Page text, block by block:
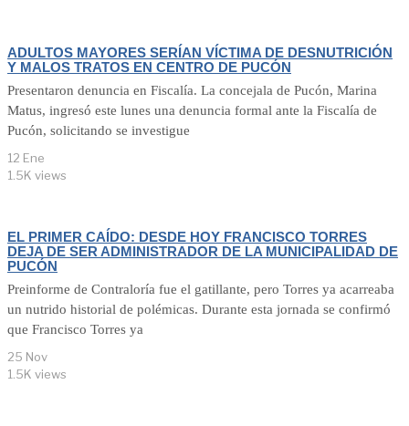
ADULTOS MAYORES SERÍAN VÍCTIMA DE DESNUTRICIÓN
Y MALOS TRATOS EN CENTRO DE PUCÓN
Presentaron denuncia en Fiscalía. La concejala de Pucón, Marina
Matus, ingresó este lunes una denuncia formal ante la Fiscalía de
Pucón, solicitando se investigue
12 Ene
1.5K views
EL PRIMER CAÍDO: DESDE HOY FRANCISCO TORRES
DEJA DE SER ADMINISTRADOR DE LA MUNICIPALIDAD DE
PUCÓN
Preinforme de Contraloría fue el gatillante, pero Torres ya acarreaba
un nutrido historial de polémicas. Durante esta jornada se confirmó
que Francisco Torres ya
25 Nov
1.5K views